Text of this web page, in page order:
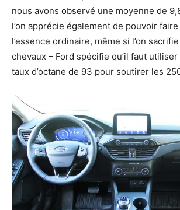
nous avons observé une moyenne de
l’on apprécie également de pouvoir
l’essence ordinaire, même si l’on
chevaux – Ford spécifie qu’il faut
taux d’octane de 93 pour soutirer les